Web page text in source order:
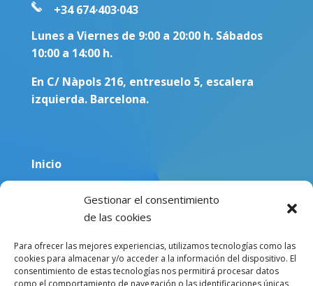
Gestionar el consentimiento
de las cookies
Para ofrecer las mejores experiencias, utilizamos tecnologías como las
cookies para almacenar y/o acceder a la información del dispositivo. El
consentimiento de estas tecnologías nos permitirá procesar datos
como el comportamiento de navegación o las identificaciones únicas
+34 674·403·043
Lunes a Viernes de 9:00 a 20:00 h. Sábados
10:00 a 14:00 h.
En C/ Nàpols 216, entresuelo 5, escalera
izquierda. Barcelona.
Inicio
Sobre mí
Contacto